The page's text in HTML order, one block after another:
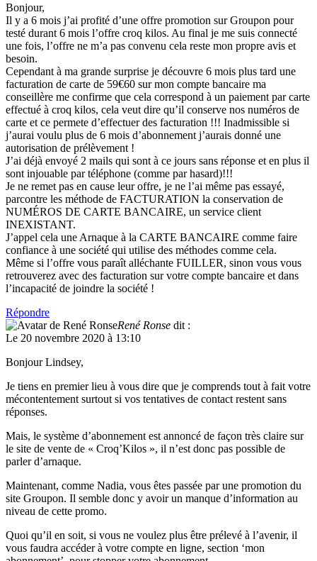
Bonjour,
Il y a 6 mois j’ai profité d’une offre promotion sur Groupon pour
testé durant 6 mois l’offre croq kilos. Au final je me suis connecté
une fois, l’offre ne m’a pas convenu cela reste mon propre avis et
besoin.
Cependant à ma grande surprise je découvre 6 mois plus tard une
facturation de carte de 59€60 sur mon compte bancaire ma
conseillère me confirme que cela correspond à un paiement par carte
effectué à croq kilos, cela veut dire qu’il conserve nos numéros de
carte et ce permete d’effectuer des facturation !!! Inadmissible si
j’aurai voulu plus de 6 mois d’abonnement j’aurais donné une
autorisation de prélèvement !
J’ai déjà envoyé 2 mails qui sont à ce jours sans réponse et en plus il
sont injouable par téléphone (comme par hasard)!!!
Je ne remet pas en cause leur offre, je ne l’ai même pas essayé,
parcontre les méthode de FACTURATION la conservation de
NUMÉROS DE CARTE BANCAIRE, un service client
INEXISTANT.
J’appel cela une Arnaque à la CARTE BANCAIRE comme faire
confiance à une société qui utilise des méthodes comme cela.
Même si l’offre vous paraît alléchante FUILLER, sinon vous vous
retrouverez avec des facturation sur votre compte bancaire et dans
l’incapacité de joindre la société !
Répondre
René Ronse dit :
Le 20 novembre 2020 à 13:10
Bonjour Lindsey,
Je tiens en premier lieu à vous dire que je comprends tout à fait votre
mécontentement surtout si vos tentatives de contact restent sans
réponses.
Mais, le système d’abonnement est annoncé de façon très claire sur
le site de vente de « Croq’Kilos », il n’est donc pas possible de
parler d’arnaque.
Maintenant, comme Nadia, vous êtes passée par une promotion du
site Groupon. Il semble donc y avoir un manque d’information au
niveau de cette promo.
Quoi qu’il en soit, si vous ne voulez plus être prélevé à l’avenir, il
vous faudra accéder à votre compte en ligne, section ‘mon